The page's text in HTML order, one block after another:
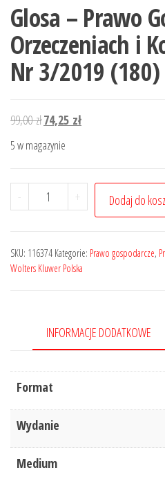
Glosa – Prawo
Orzeczeniach i
Nr 3/2019 (180)
99,00złPierwotna
cena
wynosiła:
74,25 złAktualna
5 w magazynie
-
ilość
Glosa
Prawo
Gospodarcze
Komentarzach
Nr
3/2019
(180)
+ Dodaj do
SKU: 116374 Kategorie: Prawo gospodarcze,
Wolters Kluwer Polska
INFORMACJE DODATKOWE
Format
Wydanie
Medium